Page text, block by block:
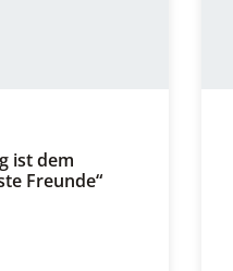
ist dem
Freunde“